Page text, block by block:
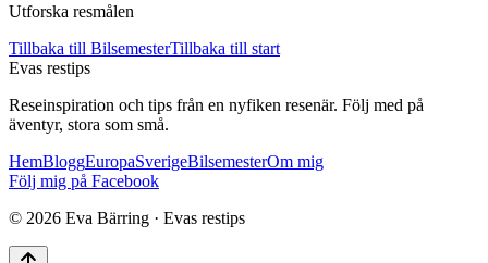
Utforska resmålen
Tillbaka till BilsemesterTillbaka till start
Evas restips
Reseinspiration och tips från en nyfiken resenär. Följ med på
äventyr, stora som små.
HemBloggEuropaSverigeBilsemesterOm mig
Följ mig på Facebook
© 2026 Eva Bärring · Evas restips